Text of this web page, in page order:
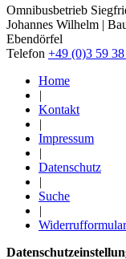
Omnibusbetrieb
Johannes Wilhelm |
Ebendörfel
Telefon +49 (0)3 59
Home
|
Kontakt
|
Impressum
|
Datenschutz
|
Suche
|
Widerrufformular